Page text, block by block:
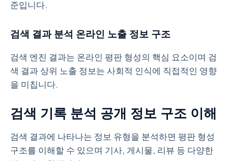
준입니다.
검색 결과 분석 온라인 노출 정보 구조
검색 엔진 결과는 온라인 평판 형성의 핵심 요소이며 검
색 결과 상위 노출 정보는 사회적 인식에 직접적인 영향
을 미칩니다.
검색 기록 분석 공개 정보 구조 이해
검색 결과에 나타나는 정보 유형을 분석하면 평판 형성
구조를 이해할 수 있으며 기사, 게시물, 리뷰 등 다양한